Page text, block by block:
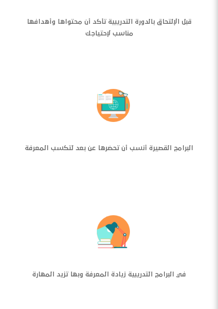
قبل الإلتحاق بالدورة التدريبية تأكد أن محتواها وأهدافها
مناسب لإحتياجك
البرامج القصيرة أنسب أن تحضرها عن بعد لتكسب المعرفة
في البرامج التدريبية زيادة المعرفة وبها تزيد المهارة